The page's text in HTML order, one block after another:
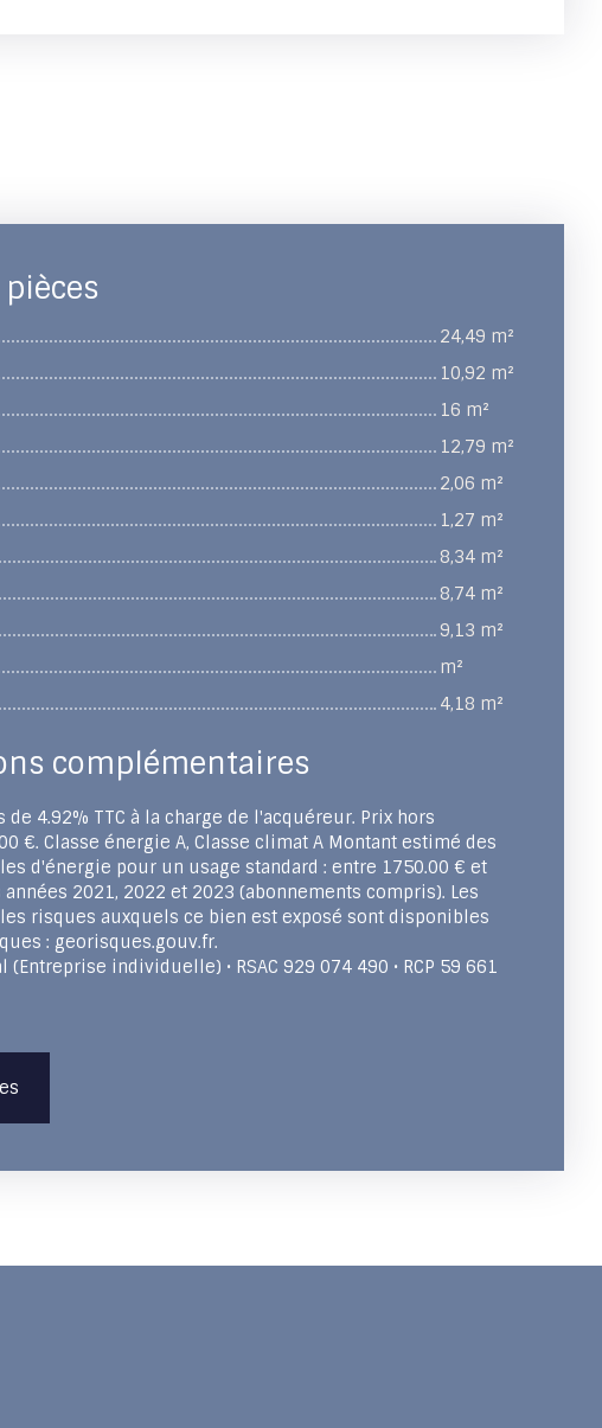
24,49 m²
10,92 m²
16 m²
12,79 m²
2,06 m²
1,27 m²
8,34 m²
8,74 m²
9,13 m²
m²
4,18 m²
complémentaires
4.92% TTC à la charge de l'acquéreur. Prix hors
€. Classe énergie A, Classe climat A Montant estimé des
d'énergie pour un usage standard : entre 1750.00 € et
2021, 2022 et 2023 (abonnements compris). Les
risques auxquels ce bien est exposé sont disponibles
: georisques.gouv.fr.
individuelle) • RSAC 929 074 490 • RCP 59 661